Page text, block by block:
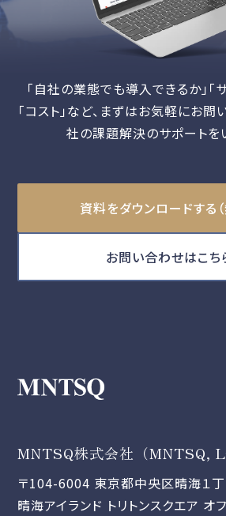
「自社の業態でも導入できるか」「
「コスト」など、 まずはお気軽にお問
社の課題解決のサポートを
資料をダウンロードする（
お問い合わせはこち
MNTSQ株式会社（MNTSQ,
〒104-6004 東京都中央区晴海１丁
晴海アイランド トリトンスクエア